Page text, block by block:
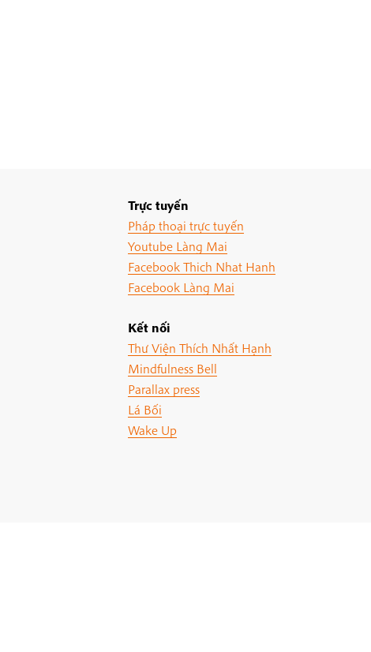
Trực tuyến
Pháp thoại trực tuyến
Youtube Làng Mai
Facebook Thich Nhat Hanh
Facebook Làng Mai
Kết nối
Thư Viện Thích Nhất Hạnh
Mindfulness Bell
Parallax press
Lá Bối
Wake Up